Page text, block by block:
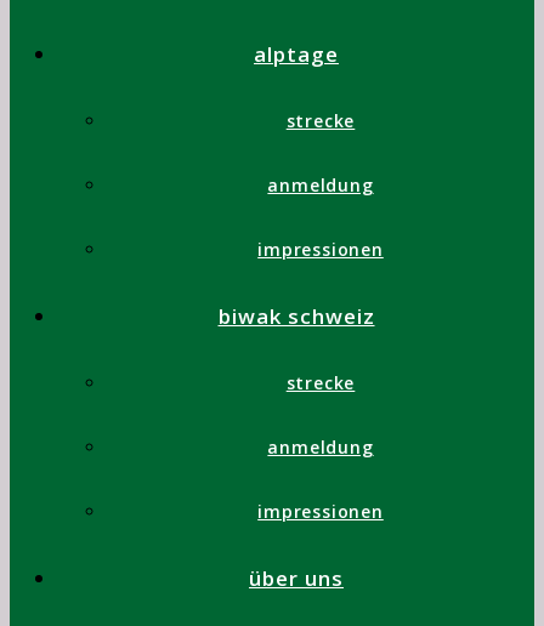
alptage
strecke
anmeldung
impressionen
biwak schweiz
strecke
anmeldung
impressionen
über uns